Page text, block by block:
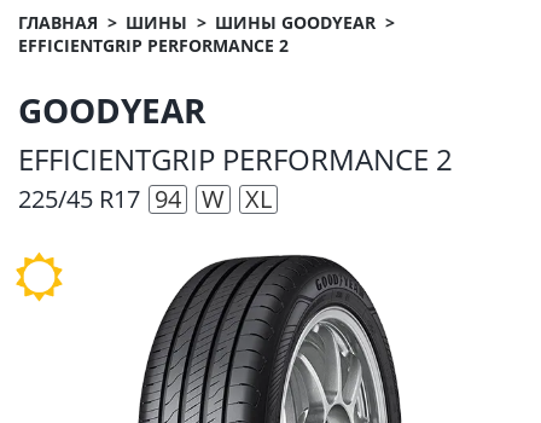
ГЛАВНАЯ ШИНЫ
ШИНЫ GOODYEAR
EFFICIENTGRIP PERFORMANCE 2
GOODYEAR
EFFICIENTGRIP PERFORMANCE 2
225/45 R17 94 W XL